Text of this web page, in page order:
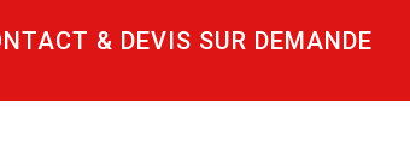
& DEVIS SUR DEMANDE